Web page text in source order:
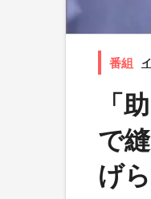
「
で
げ